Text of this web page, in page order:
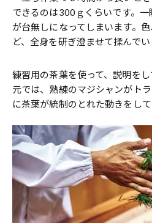
できるのは300ｇくらいです。一
が台無しになってしまいます。
ど、全身を研ぎ澄ませて揉んでい
練習用の茶葉を使って、説明を
元では、熟練のマジシャンがト
に茶葉が統制のとれた動きをして